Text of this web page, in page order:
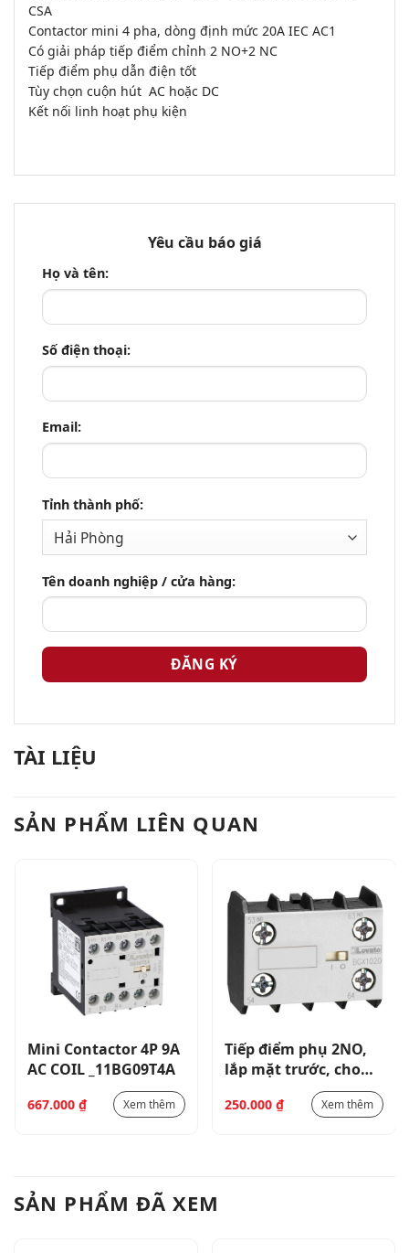
CSA
Contactor mini 4 pha, dòng định mức 20A IEC AC1
Có giải pháp tiếp điểm chỉnh 2 NO+2 NC
Tiếp điểm phụ dẫn điện tốt
Tùy chọn cuộn hút AC hoặc DC
Kết nối linh hoạt phụ kiện
Yêu cầu báo giá
Họ và tên:
Số điện thoại:
Email:
Tỉnh thành phố:
Tên doanh nghiệp / cửa hàng:
TÀI LIỆU
SẢN PHẨM LIÊN QUAN
Mini Contactor 4P 9A
AC COIL _11BG09T4A
667.000 ₫ Xem thêm
Tiếp điểm phụ 2NO,
lắp mặt trước, cho
contactor BG _
11BGX1020
250.000 ₫ Xem thêm
SẢN PHẨM ĐÃ XEM